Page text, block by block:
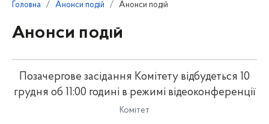
Головна Анонси подій Анонси подій
Анонси подій
Позачергове засідання Комітету відбудеться 10
грудня об 11:00 годині в режимі відеоконференції
Комітет